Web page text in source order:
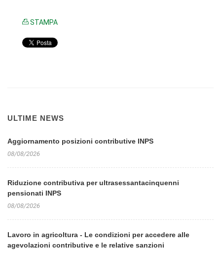
STAMPA
ULTIME NEWS
Aggiornamento posizioni contributive INPS
08/08/2026
Riduzione contributiva per ultrasessantacinquenni
pensionati INPS
08/08/2026
Lavoro in agricoltura - Le condizioni per accedere alle
agevolazioni contributive e le relative sanzioni